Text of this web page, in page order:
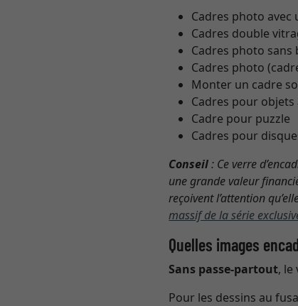
Cadres photo avec
Cadres double
Cadres photo sans
Cadres photo
Monter un cadre
Cadres pour
Cadre pour puzzle
Cadres pour
Conseil: Ce verre
une grande valeur
reçoivent l’attention
massif de la série
Quelles images
Sans passe-partout, le
Pour les dessins au